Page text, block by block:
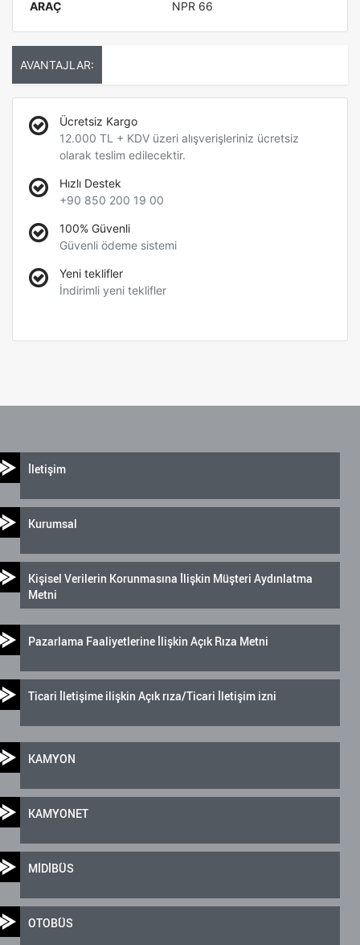
ARAÇ
NPR 66
AVANTAJLAR:
Ücretsiz Kargo
12.000 TL + KDV üzeri alışverişleriniz ücretsiz
olarak teslim edilecektir.
Hızlı Destek
+90 850 200 19 00
100% Güvenli
Güvenli ödeme sistemi
Yeni teklifler
İndirimli yeni teklifler
İletişim
Kurumsal
Kişisel Verilerin Korunmasına İlişkin Müşteri Aydınlatma
Metni
Pazarlama Faaliyetlerine İlişkin Açık Rıza Metni
Ticari İletişime ilişkin Açık rıza/Ticari İletişim izni
KAMYON
KAMYONET
MİDİBÜS
OTOBÜS